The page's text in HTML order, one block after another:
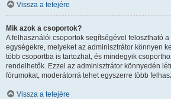
Vissza a tetejére
Mik azok a csoportok?
A felhasználói csoportok segítségével felosztható
egységekre, melyeket az adminisztrátor könnyen
több csoportba is tartozhat, és mindegyik
rendelhetők. Ezzel az adminisztrátor könnyedén
fórumokat, moderátorrá tehet egyszerre több
Vissza a tetejére